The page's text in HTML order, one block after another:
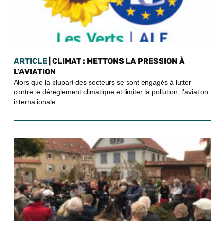
ARTICLE | CLIMAT : METTONS LA PRESSION À
L’AVIATION
Alors que la plupart des secteurs se sont engagés à lutter
contre le dérèglement climatique et limiter la pollution, l'aviation
internationale...